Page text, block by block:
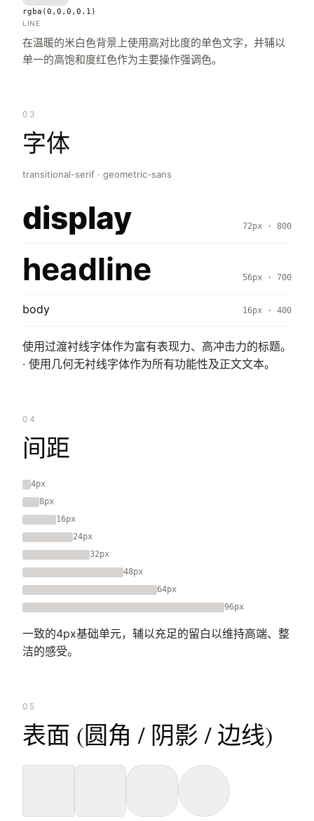
rgba(0,0,0,0.1)
LINE
在温暖的米白色背景上使用高对比度的单色文字，并辅以
单一的高饱和度红色作为主要操作强调色。
03
字体
transitional-serif · geometric-sans
display 72px · 800
headline 56px · 700
body 16px · 400
使用过渡衬线字体作为富有表现力、高冲击力的标题。
· 使用几何无衬线字体作为所有功能性及正文文本。
04
间距
4px
8px
16px
24px
32px
48px
64px
96px
一致的4px基础单元，辅以充足的留白以维持高端、整
洁的感受。
05
表面 (圆角 / 阴影 / 边线)